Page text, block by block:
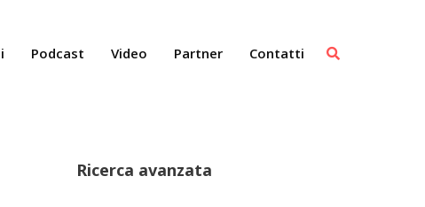
Podcast Video Partner Contatti
Ricerca avanzata